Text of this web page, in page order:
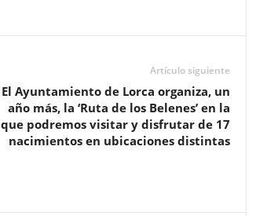
Artículo siguiente
El Ayuntamiento de Lorca organiza, un
año más, la ‘Ruta de los Belenes’ en la
que podremos visitar y disfrutar de 17
nacimientos en ubicaciones distintas